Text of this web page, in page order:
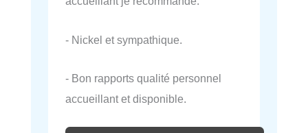
- Nickel et sympathique.
- Bon rapports qualité personnel
accueillant et disponible.